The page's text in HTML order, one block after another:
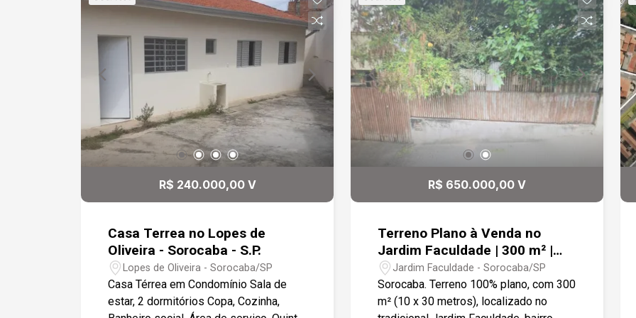
-Edícula com dormitório e banheiro
-Área frontal -Garagem para 2 veículos -
Portão automático Um imóvel ideal para
quem busca conforto, funcionalidade e
uma excelente localização.
R$ 240.000,00 V
Casa Terrea no Lopes de
Oliveira - Sorocaba - S.P.
Lopes de Oliveira - Sorocaba/SP
Casa Térrea em Condomínio Sala de
estar, 2 dormitórios Copa, Cozinha,
R$ 650.000,00 V
Terreno Plano à Venda no
Jardim Faculdade | 300 m² |
Localização na Zona Sul de
Sorocaba
Jardim Faculdade - Sorocaba/SP
Sorocaba. Terreno 100% plano, com 300
m² (10 x 30 metros), localizado no